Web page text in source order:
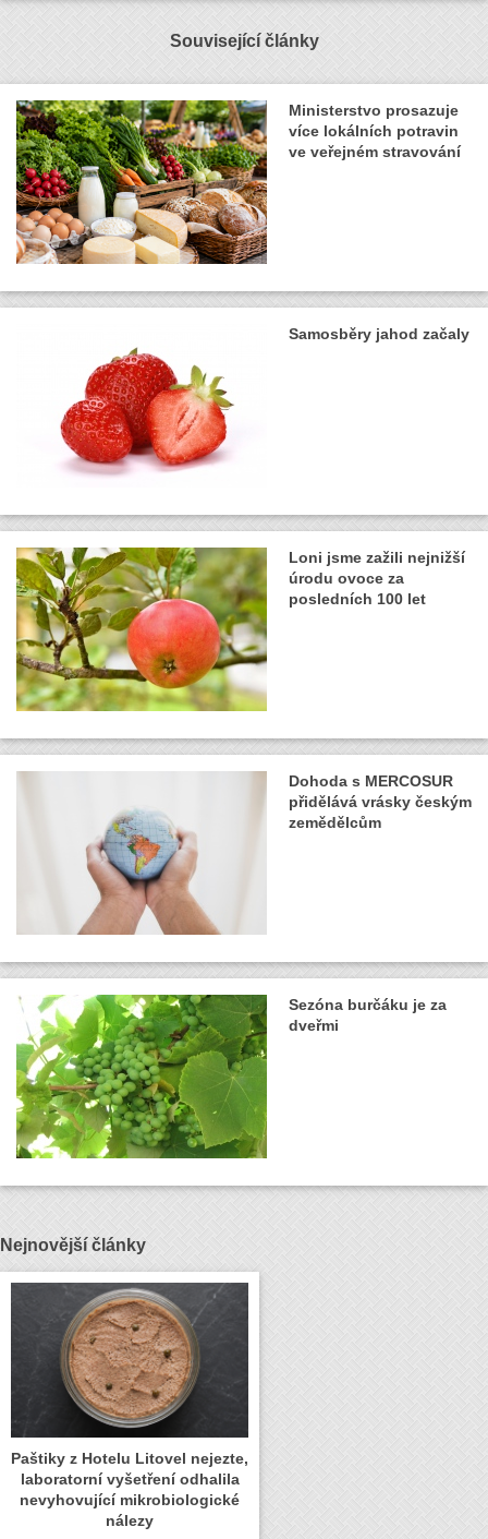
Související články
Ministerstvo prosazuje
více lokálních potravin
ve veřejném stravování
Samosběry jahod začaly
Loni jsme zažili nejnižší
úrodu ovoce za
posledních 100 let
Dohoda s MERCOSUR
přidělává vrásky českým
zemědělcům
Sezóna burčáku je za
dveřmi
Nejnovější články
Paštiky z Hotelu Litovel nejezte,
laboratorní vyšetření odhalila
nevyhovující mikrobiologické
nálezy